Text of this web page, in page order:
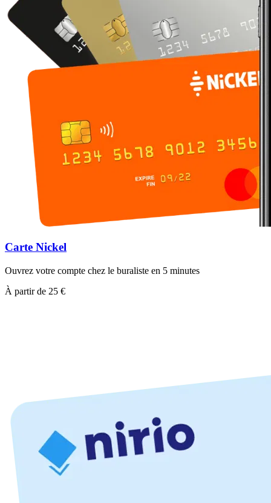
Carte Nickel
Ouvrez votre compte chez le buraliste en 5 minutes
À partir de 25 €